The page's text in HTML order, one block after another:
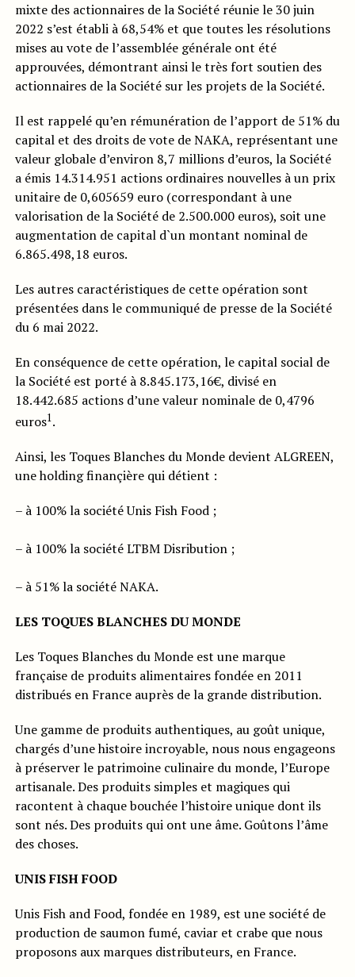
mixte des actionnaires de la Société réunie le 30 juin
2022 s’est établi à 68,54% et que toutes les résolutions
mises au vote de l’assemblée générale ont été
approuvées, démontrant ainsi le très fort soutien des
actionnaires de la Société sur les projets de la Société.
Il est rappelé qu’en rémunération de l’apport de 51% du
capital et des droits de vote de NAKA, représentant une
valeur globale d’environ 8,7 millions d’euros, la Société
a émis 14.314.951 actions ordinaires nouvelles à un prix
unitaire de 0,605659 euro (correspondant à une
valorisation de la Société de 2.500.000 euros), soit une
augmentation de capital d`un montant nominal de
6.865.498,18 euros.
Les autres caractéristiques de cette opération sont
présentées dans le communiqué de presse de la Société
du 6 mai 2022.
En conséquence de cette opération, le capital social de
la Société est porté à 8.845.173,16€, divisé en
18.442.685 actions d’une valeur nominale de 0,4796
euros1.
Ainsi, les Toques Blanches du Monde devient ALGREEN,
une holding finançière qui détient :
– à 100% la société Unis Fish Food ;
– à 100% la société LTBM Disribution ;
– à 51% la société NAKA.
LES TOQUES BLANCHES DU MONDE
Les Toques Blanches du Monde est une marque
française de produits alimentaires fondée en 2011
distribués en France auprès de la grande distribution.
Une gamme de produits authentiques, au goût unique,
chargés d’une histoire incroyable, nous nous engageons
à préserver le patrimoine culinaire du monde, l’Europe
artisanale. Des produits simples et magiques qui
racontent à chaque bouchée l’histoire unique dont ils
sont nés. Des produits qui ont une âme. Goûtons l’âme
des choses.
UNIS FISH FOOD
Unis Fish and Food, fondée en 1989, est une société de
production de saumon fumé, caviar et crabe que nous
proposons aux marques distributeurs, en France.